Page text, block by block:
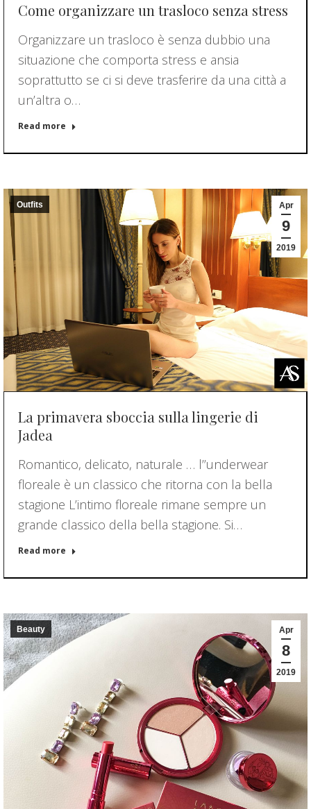
Come organizzare un trasloco senza stress
Organizzare un trasloco è senza dubbio una
situazione che comporta stress e ansia
soprattutto se ci si deve trasferire da una città a
un’altra o…
Read more
Apr
9
2019
Outfits
La primavera sboccia sulla lingerie di
Jadea
Romantico, delicato, naturale … l’’underwear
floreale è un classico che ritorna con la bella
stagione L’intimo floreale rimane sempre un
grande classico della bella stagione. Si…
Read more
Apr
8
2019
Beauty